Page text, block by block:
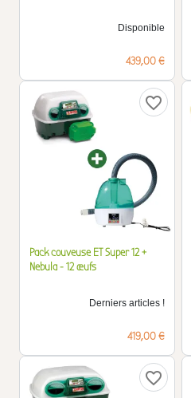
Disponible
Prix
439,00 €
favorite_border
Pack couveuse ET Super 12 +
Nebula - 12 œufs
Derniers articles !
Prix
419,00 €
favorite_border